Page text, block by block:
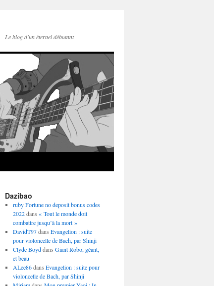
Le blog d'un éternel débutant
Dazibao
ruby Fortune no deposit bonus codes
2022dans « Tout le monde doit
combattre jusqu’à la mort »
DavidT97dans Evangelion : suite
pour violoncelle de Bach, par Shinji
Clyde Boyddans Giant Robo, géant,
et beau
ALee86dans Evangelion : suite pour
violoncelle de Bach, par Shinji